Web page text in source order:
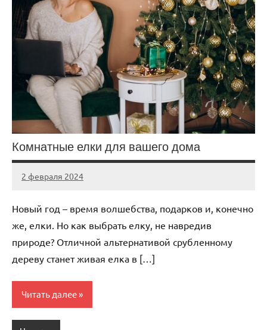
Комнатные елки для вашего дома
2 февраля 2024
Avtor
Нет
Новый год – время волшебства, подарков и, конечно
же, елки. Но как выбрать елку, не навредив
природе? Отличной альтернативой срубленному
дереву станет живая елка в […]
Читать далее